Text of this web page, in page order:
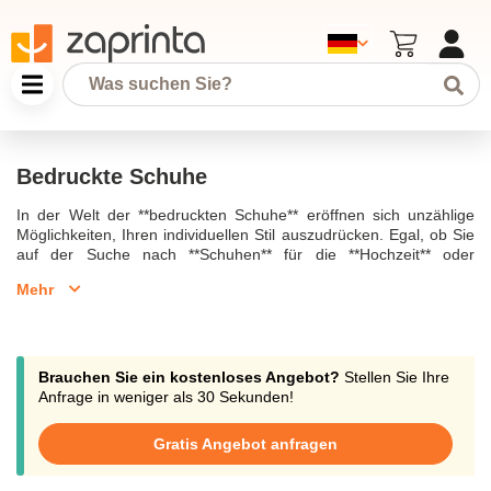
Bedruckte Schuhe
In der Welt der **bedruckten Schuhe** eröffnen sich unzählige
Möglichkeiten, Ihren individuellen Stil auszudrücken. Egal, ob Sie
auf der Suche nach **Schuhen** für die **Hochzeit** oder
eine **große Auswahl**. Unsere **damen** und **herren**
ideal für jeden Anlass. **Brautschuhe** mit einem **besonderen**
**Design** sind perfekt, um Ihren **Look** am **Hochzeitstag** zu
vervollständigen. Für den **casual** Alltag sind **schnürsenkel**-
**individuell** **bedruckt** werden können, um ein echtes
**Statement** zu setzen.Wenn Sie auf der Suche nach einem
**einzigartigen** **Hochzeitsgeschenk** sind, können Sie
Mehr
Brauchen Sie ein kostenloses Angebot? Stellen Sie Ihre
Anfrage in weniger als 30 Sekunden!
Gratis Angebot anfragen